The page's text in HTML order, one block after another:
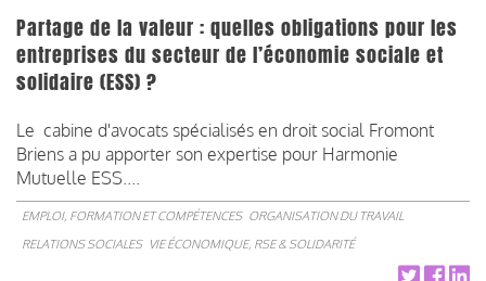
Partage de la valeur : quelles obligations pour les
entreprises du secteur de l’économie sociale et
solidaire (ESS) ?
Le cabine d'avocats spécialisés en droit social Fromont
Briens a pu apporter son expertise pour Harmonie
Mutuelle ESS....
EMPLOI, FORMATION ET COMPÉTENCES ORGANISATION DU TRAVAIL
RELATIONS SOCIALES VIE ÉCONOMIQUE, RSE & SOLIDARITÉ